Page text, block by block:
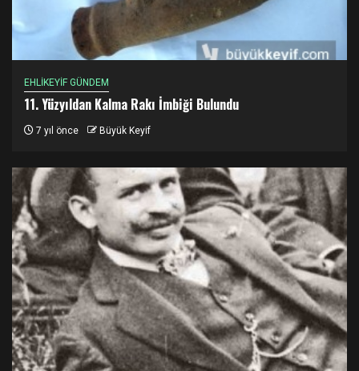
EHLİKEYİF GÜNDEM
11. Yüzyıldan Kalma Rakı İmbiği Bulundu
7 yıl önce Büyük Keyif